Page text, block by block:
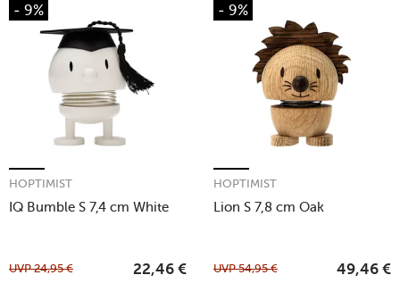
- 9%
IQ Bumble S 7,4 cm White
HOPTIMIST
UVP24,95 € 22,46 €
- 9%
Lion S 7,8 cm Oak
HOPTIMIST
UVP54,95 € 49,46 €